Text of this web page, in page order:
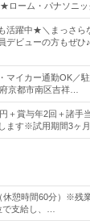
ローム・パナソニッ
活躍中★＼まっさら
員デビューの方もぜ
マイカー通勤OK／
京都市南区吉祥…
＋賞与年2回＋諸手
ます※試用期間3ヶ
休憩時間60分）※残
支給し、…